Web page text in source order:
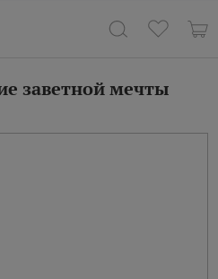
заветной мечты